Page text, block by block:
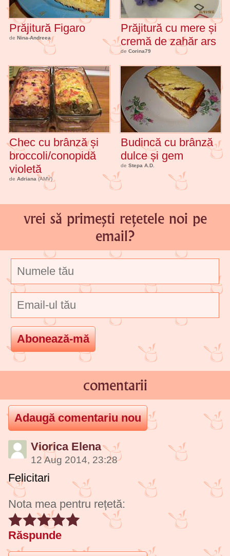
Prăjitură Figaro
de Nina-Andreea
Prăjitură cu mere și
cremă de zahăr ars
de Corina79
Chec cu brânză și
broccoli/conopidă
violetă
de Adriana (AMV)
Budincă cu brânză
dulce și gem
de Stepa A.D.
vrei să primești rețetele noi pe
email?
comentarii
Viorica Elena
12 Aug 2014, 23:28
Felicitari
Nota mea pentru rețetă:
Răspunde